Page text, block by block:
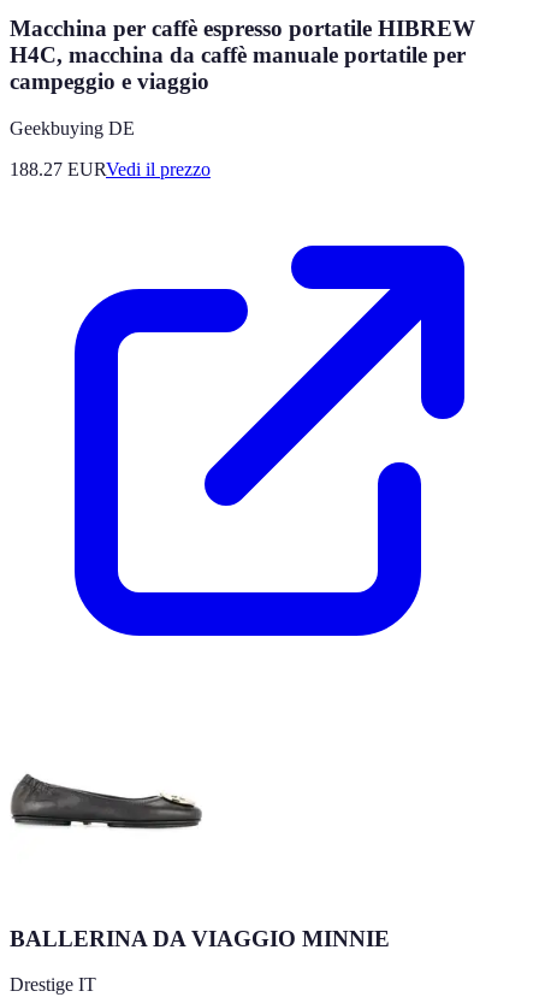
Macchina per caffè espresso portatile HIBREW
H4C, macchina da caffè manuale portatile per
campeggio e viaggio
Geekbuying DE
188.27 EURVedi il prezzo
BALLERINA DA VIAGGIO MINNIE
Drestige IT